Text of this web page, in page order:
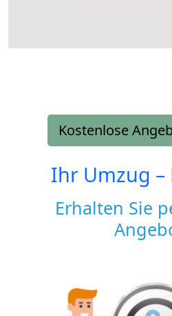
Kostenlose
Ihr Umzug –
Erhalten Sie